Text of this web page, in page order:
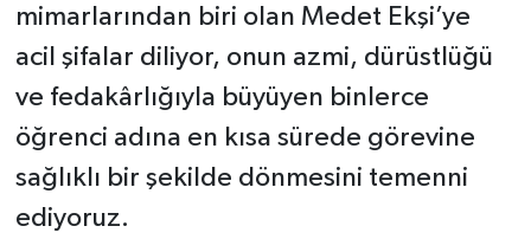
mimarlarından biri olan Medet Ekşi’ye
acil şifalar diliyor, onun azmi, dürüstlüğü
ve fedakârlığıyla büyüyen binlerce
öğrenci adına en kısa sürede görevine
sağlıklı bir şekilde dönmesini temenni
ediyoruz.